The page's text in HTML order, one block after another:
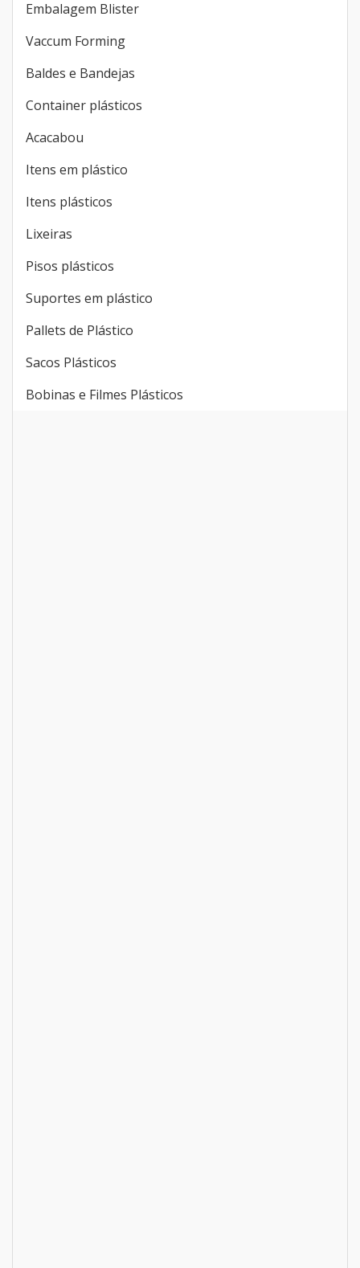
Embalagem Blister
Vaccum Forming
Baldes e Bandejas
Container plásticos
Acacabou
Itens em plástico
Itens plásticos
Lixeiras
Pisos plásticos
Suportes em plástico
Pallets de Plástico
Sacos Plásticos
Bobinas e Filmes Plásticos